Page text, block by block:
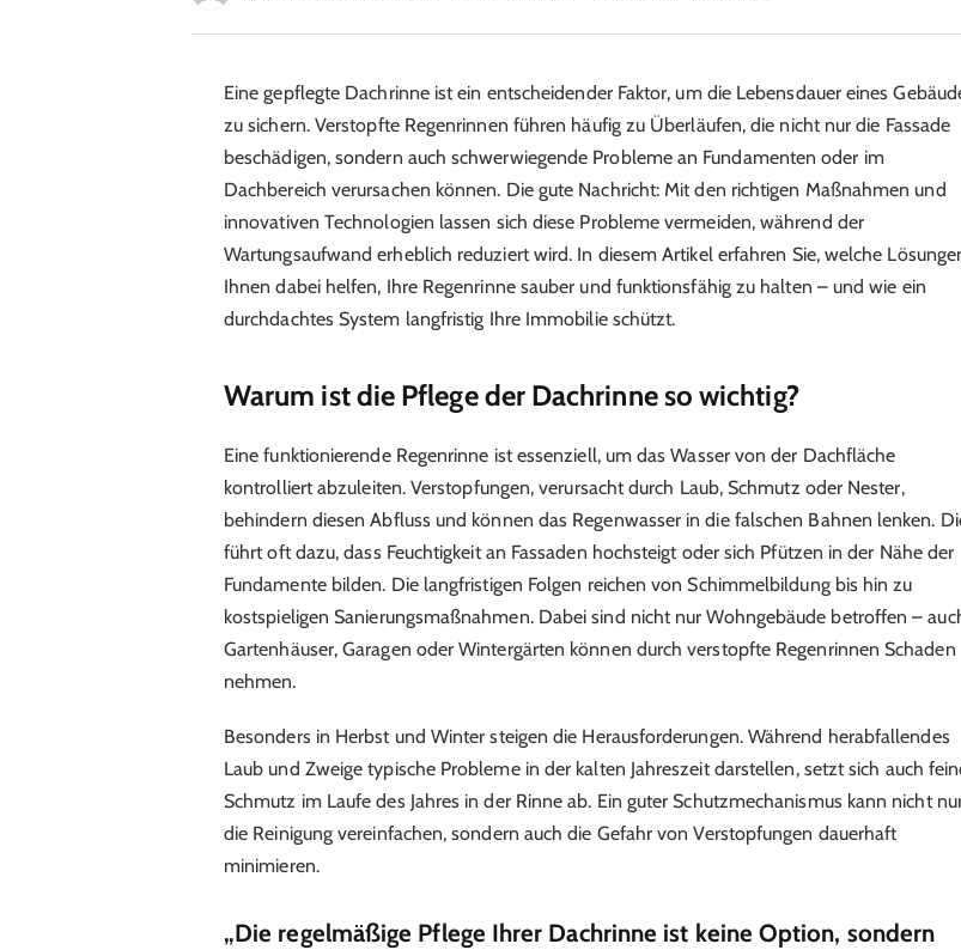
Eine gepflegte Dachrinne ist ein entscheidender Faktor, um die Lebensdauer eines
zu sichern. Verstopfte Regenrinnen führen häufig zu Überläufen, die nicht nur die Fassade
beschädigen, sondern auch schwerwiegende Probleme an Fundamenten oder im
Dachbereich verursachen können. Die gute Nachricht: Mit den richtigen Maßnahmen und
innovativen Technologien lassen sich diese Probleme vermeiden, während der
Wartungsaufwand erheblich reduziert wird. In diesem Artikel erfahren Sie, welche
Ihnen dabei helfen, Ihre Regenrinne sauber und funktionsfähig zu halten – und wie ein
durchdachtes System langfristig Ihre Immobilie schützt.
Warum ist die Pflege der Dachrinne so wichtig?
Eine funktionierende Regenrinne ist essenziell, um das Wasser von der Dachfläche
kontrolliert abzuleiten. Verstopfungen, verursacht durch Laub, Schmutz oder Nester,
behindern diesen Abfluss und können das Regenwasser in die falschen Bahnen lenken.
führt oft dazu, dass Feuchtigkeit an Fassaden hochsteigt oder sich Pfützen in der Nähe der
Fundamente bilden. Die langfristigen Folgen reichen von Schimmelbildung bis hin zu
kostspieligen Sanierungsmaßnahmen. Dabei sind nicht nur Wohngebäude betroffen –
Gartenhäuser, Garagen oder Wintergärten können durch verstopfte Regenrinnen Schaden
nehmen.
Besonders in Herbst und Winter steigen die Herausforderungen. Während herabfallendes
Laub und Zweige typische Probleme in der kalten Jahreszeit darstellen, setzt sich auch
Schmutz im Laufe des Jahres in der Rinne ab. Ein guter Schutzmechanismus kann nicht
die Reinigung vereinfachen, sondern auch die Gefahr von Verstopfungen dauerhaft
minimieren.
„Die regelmäßige Pflege Ihrer Dachrinne ist keine Option, sondern